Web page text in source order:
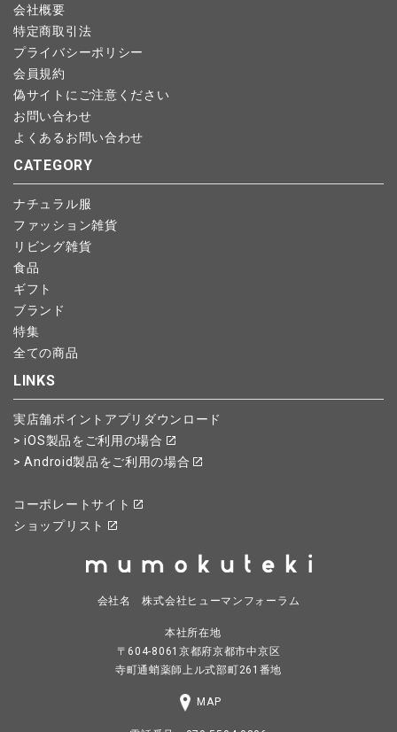
会社概要
特定商取引法
プライバシーポリシー
会員規約
偽サイトにご注意ください
お問い合わせ
よくあるお問い合わせ
CATEGORY
ナチュラル服
ファッション雑貨
リビング雑貨
食品
ギフト
ブランド
特集
全ての商品
LINKS
実店舗ポイントアプリダウンロード
> iOS製品をご利用の場合
> Android製品をご利用の場合
コーポレートサイト
ショップリスト
会社名 株式会社ヒューマンフォーラム
本社所在地
〒604-8061京都府京都市中京区
寺町通蛸薬師上ル式部町261番地
MAP